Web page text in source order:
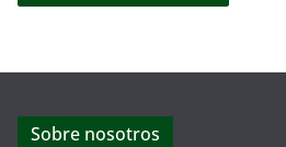
Sobre nosotros